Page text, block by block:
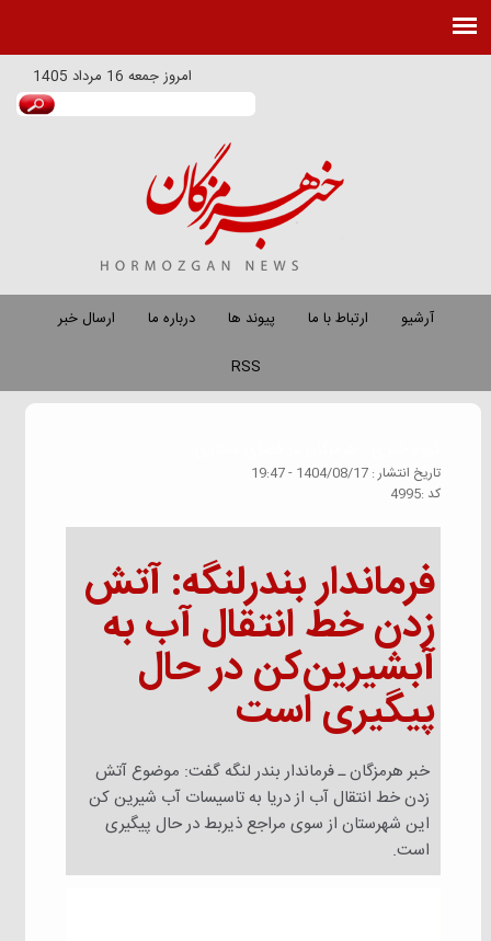
امروزجمعه 16 مرداد 1405
آرشیو ارتباط با ما پیوند ها درباره ما
ارسال خبر
RSS
تاريخ انتشار : 1404/08/17 - 19:47
كد :4995
فرماندار بندرلنگه: آتش
زدن خط انتقال آب به
آبشیرین‌کن در حال
پیگیری است
خبر هرمزگان ـ فرماندار بندر لنگه گفت: موضوع آتش
زدن خط انتقال آب از دریا به تاسیسات آب شیرین کن
این شهرستان از سوی مراجع ذیربط در حال پیگیری
است.